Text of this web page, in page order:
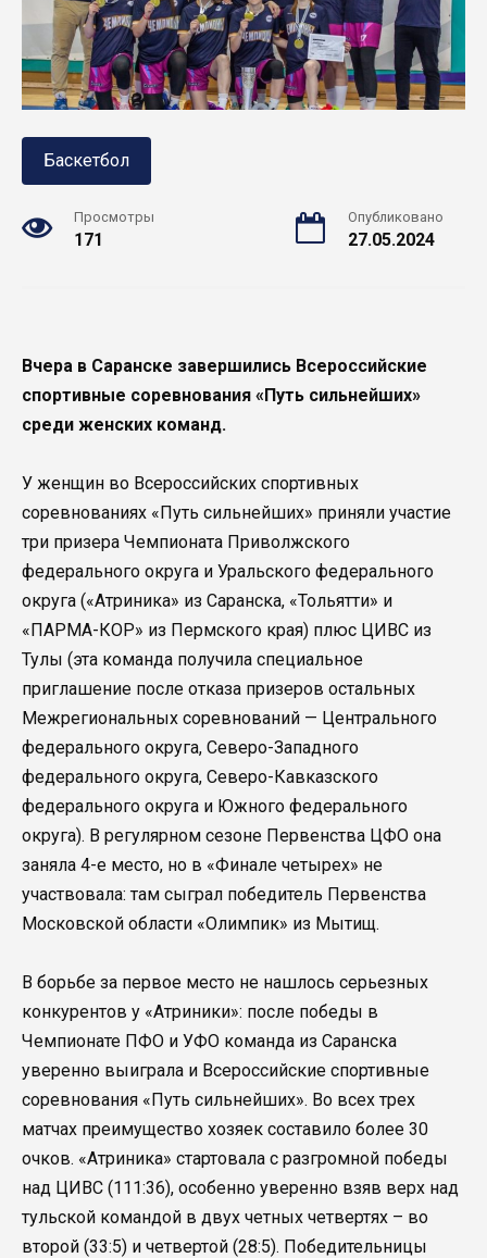
Баскетбол
Просмотры
171
Опубликовано
27.05.2024
Вчера в Саранске завершились Всероссийские
спортивные соревнования «Путь сильнейших»
среди женских команд.
У женщин во Всероссийских спортивных
соревнованиях «Путь сильнейших» приняли участие
три призера Чемпионата Приволжского
федерального округа и Уральского федерального
округа («Атриника» из Саранска, «Тольятти» и
«ПАРМА-КОР» из Пермского края) плюс ЦИВС из
Тулы (эта команда получила специальное
приглашение после отказа призеров остальных
Межрегиональных соревнований — Центрального
федерального округа, Северо-Западного
федерального округа, Северо-Кавказского
федерального округа и Южного федерального
округа). В регулярном сезоне Первенства ЦФО она
заняла 4-е место, но в «Финале четырех» не
участвовала: там сыграл победитель Первенства
Московской области «Олимпик» из Мытищ.
В борьбе за первое место не нашлось серьезных
конкурентов у «Атриники»: после победы в
Чемпионате ПФО и УФО команда из Саранска
уверенно выиграла и Всероссийские спортивные
соревнования «Путь сильнейших». Во всех трех
матчах преимущество хозяек составило более 30
очков. «Атриника» стартовала с разгромной победы
над ЦИВС (111:36), особенно уверенно взяв верх над
тульской командой в двух четных четвертях – во
второй (33:5) и четвертой (28:5). Победительницы